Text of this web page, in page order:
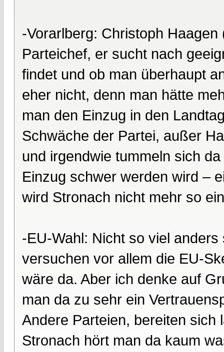
-Vorarlberg: Christoph
Parteichef, er sucht nach
findet und ob man überhaupt
eher nicht, denn man hätte
man den Einzug in den
Schwäche der Partei, außer
und irgendwie tummeln sich
Einzug schwer werden wird –
wird Stronach nicht mehr so
-EU-Wahl: Nicht so viel
versuchen vor allem die EU-
wäre da. Aber ich denke auf
man da zu sehr ein
Andere Parteien, bereiten sich
Stronach hört man da kaum